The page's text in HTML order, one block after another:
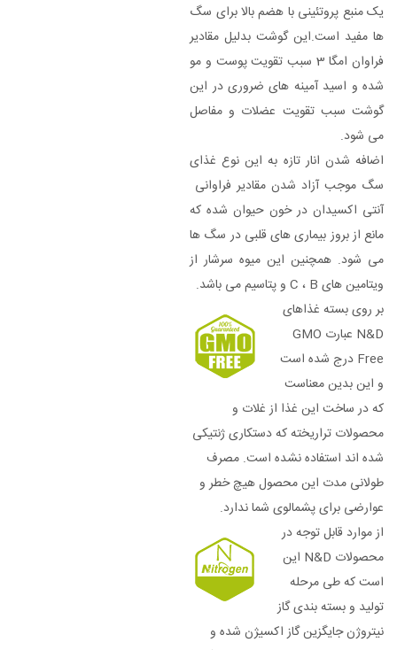
یک منبع پروتئینی با هضم بالا برای سگ
ها مفید است.این گوشت بدلیل مقادیر
فراوان امگا 3 سبب تقویت پوست و مو
شده و اسید آمینه های ضروری در این
گوشت سبب تقویت عضلات و مفاصل
می شود.
اضافه شدن انار تازه به این نوع غذای
سگ موجب آزاد شدن مقادیر فراوانی
آنتی اکسیدان در خون حیوان شده که
مانع از بروز بیماری های قلبی در سگ ها
می شود. همچنین این میوه سرشار از
ویتامین های C ، B و پتاسیم می باشد.
بر روی بسته غذاهای
N&D عبارت GMO
Free درج شده است
و این بدین معناست
که در ساخت این غذا از غلات و
محصولات تراریخته که دستکاری ژنتیکی
شده اند استفاده نشده است. مصرف
طولانی مدت این محصول هیچ خطر و
عوارضی برای پشمالوی شما ندارد.
از موارد قابل توجه در
محصولات N&D این
است که طی مرحله
تولید و بسته بندی گاز
نیتروژن جایگزین گاز اکسیژن شده و